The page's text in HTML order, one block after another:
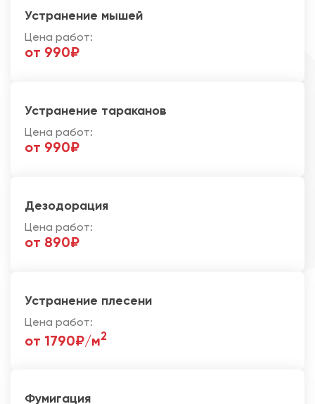
Устранение мышей
Цена работ:
от 990₽
Устранение тараканов
Цена работ:
от 990₽
Дезодорация
Цена работ:
от 890₽
Устранение плесени
Цена работ:
от 1790₽/м2
Фумигация